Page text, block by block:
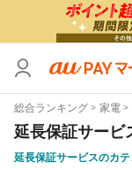
総合ランキング 家電
延長保証サービ
延長保証サービスのカ
カテゴリ
価格
支払い方法